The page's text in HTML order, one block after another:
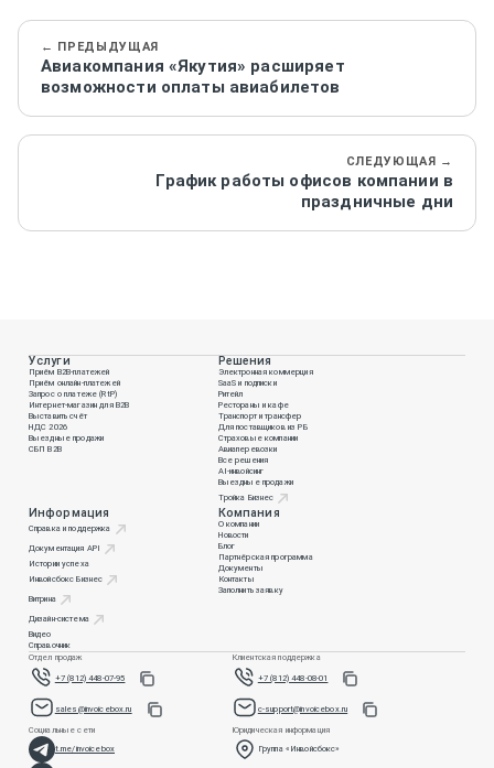
← ПРЕДЫДУЩАЯ
Авиакомпания «Якутия» расширяет
возможности оплаты авиабилетов
СЛЕДУЮЩАЯ →
График работы офисов компании в
праздничные дни
Услуги
Приём B2B-платежей
Приём онлайн-платежей
Запрос о платеже (RtP)
Интернет-магазин для B2B
Выставить счёт
НДС 2026
Выездные продажи
СБП B2B
Решения
Электронная коммерция
SaaS и подписки
Ритейл
Рестораны и кафе
Транспорт и трансфер
Для поставщиков из РБ
Страховые компании
Авиаперевозки
Все решения
AI-инвойсинг
Выездные продажи
Тройка Бизнес
Информация
Справка и поддержка
Документация API
Истории успеха
Инвойсбокс Бизнес
Витрина
Дизайн-система
Видео
Справочник
Компания
О компании
Новости
Блог
Партнёрская программа
Документы
Контакты
Заполнить заявку
Отдел продаж
+7 (812) 448-07-95
sales@invoicebox.ru
Клиентская поддержка
+7 (812) 448-08-01
c-support@invoicebox.ru
Социальные сети
t.me/invoicebox
Юридическая информация
Группа «Инвойсбокс»